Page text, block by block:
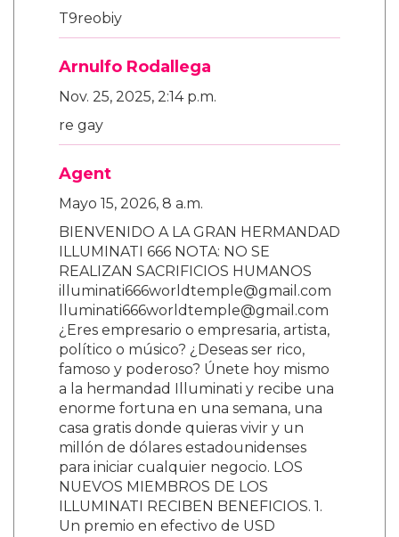
T9reobiy
Arnulfo Rodallega
Nov. 25, 2025, 2:14 p.m.
re gay
Agent
Mayo 15, 2026, 8 a.m.
BIENVENIDO A LA GRAN HERMANDAD
ILLUMINATI 666 NOTA: NO SE
REALIZAN SACRIFICIOS HUMANOS
illuminati666worldtemple@gmail.com
lluminati666worldtemple@gmail.com
¿Eres empresario o empresaria, artista,
político o músico? ¿Deseas ser rico,
famoso y poderoso? Únete hoy mismo
a la hermandad Illuminati y recibe una
enorme fortuna en una semana, una
casa gratis donde quieras vivir y un
millón de dólares estadounidenses
para iniciar cualquier negocio. LOS
NUEVOS MIEMBROS DE LOS
ILLUMINATI RECIBEN BENEFICIOS. 1.
Un premio en efectivo de USD